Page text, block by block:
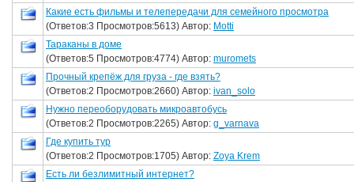
Какие есть фильмы и телепередачи для семейного просмотра
(Ответов:3 Просмотров:5613) Автор: Motti
Тараканы в доме
(Ответов:5 Просмотров:4774) Автор: muromets
Прочный крепёж для груза - где взять?
(Ответов:2 Просмотров:2660) Автор: ivan_solo
Нужно переоборудовать микроавтобусь
(Ответов:2 Просмотров:2265) Автор: g_varnava
Где купить тур
(Ответов:2 Просмотров:1705) Автор: Zoya Krem
Есть ли безлимитный интернет?